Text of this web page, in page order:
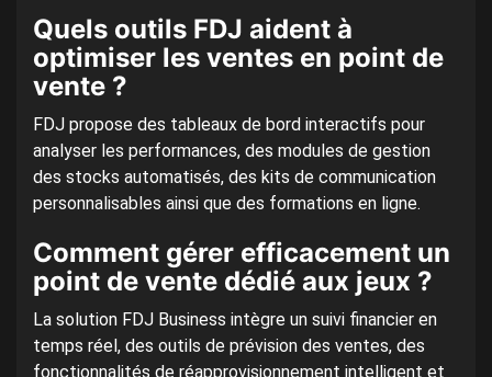
Quels outils FDJ aident à
optimiser les ventes en point de
vente ?
FDJ propose des tableaux de bord interactifs pour
analyser les performances, des modules de gestion
des stocks automatisés, des kits de communication
personnalisables ainsi que des formations en ligne.
Comment gérer efficacement un
point de vente dédié aux jeux ?
La solution FDJ Business intègre un suivi financier en
temps réel, des outils de prévision des ventes, des
fonctionnalités de réapprovisionnement intelligent et